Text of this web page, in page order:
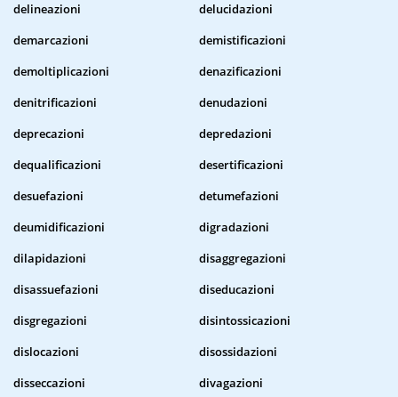
delineazioni
delucidazioni
demarcazioni
demistificazioni
demoltiplicazioni
denazificazioni
denitrificazioni
denudazioni
deprecazioni
depredazioni
dequalificazioni
desertificazioni
desuefazioni
detumefazioni
deumidificazioni
digradazioni
dilapidazioni
disaggregazioni
disassuefazioni
diseducazioni
disgregazioni
disintossicazioni
dislocazioni
disossidazioni
disseccazioni
divagazioni